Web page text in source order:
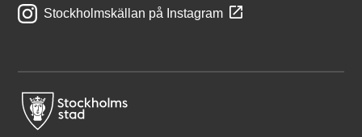
Stockholmskällan på Instagram